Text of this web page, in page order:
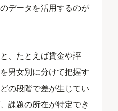
データを活用するのが
、たとえば賃金や評
男女別に分けて把握す
の段階で差が生じてい
課題の所在が特定でき